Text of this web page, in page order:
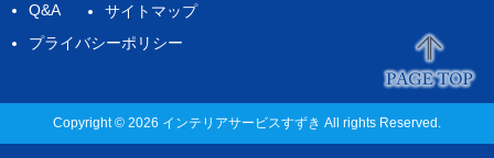
Q&A
サイトマップ
プライバシーポリシー
Copyright © 2026 インテリアサービスすずき All rights Reserved.